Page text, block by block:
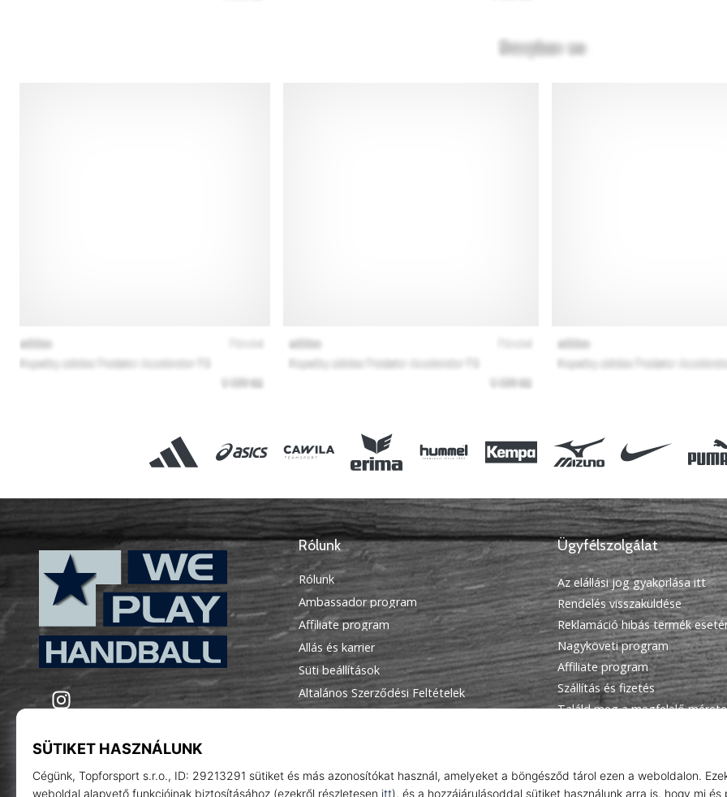
WePlayHandball.hu
Instagram
Rólunk
Rólunk
Ambassador program
Affiliate program
Állás és karrier
Süti beállítások
Általános Szerződési Feltételek
Ügyfélszolgálat
Az elállási jog gyakorlása itt
Rendelés visszaküldése
Reklamáció hibás termék
Nagyköveti program
Affiliate program
Szállítás és fizetés
Találd meg a megfelelő
Adatvédelmi nyilatkozat